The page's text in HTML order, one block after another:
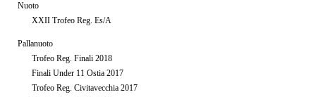
Nuoto
XXII Trofeo Reg. Es/A
Pallanuoto
Trofeo Reg. Finali 2018
Finali Under 11 Ostia 2017
Trofeo Reg. Civitavecchia 2017